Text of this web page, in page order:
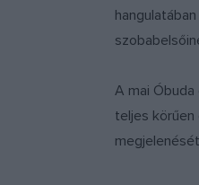
A mai
teljes körűen